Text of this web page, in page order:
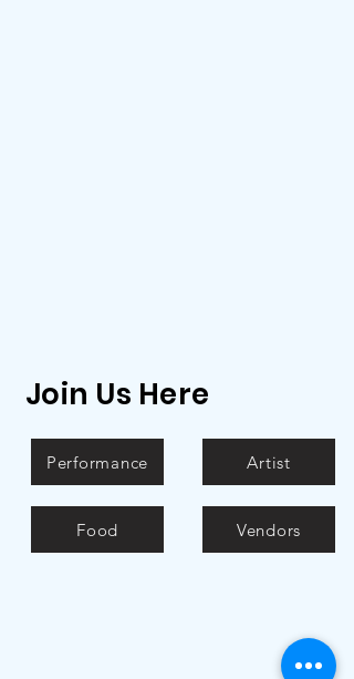
Join Us Here
Performance
Food
Artist
Vendors